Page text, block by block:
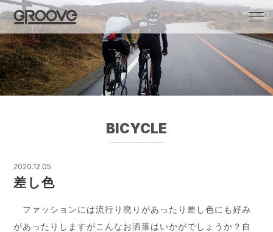
Groove 自転車 カフェ 輸入車・国産車のチ
ューニング/販売
BICYCLE
2020.12.05
差し色
ファッションには流行り廃りがあったり差し色にも好み
があったりしますがこんなお洒落はいかがでしょうか？自